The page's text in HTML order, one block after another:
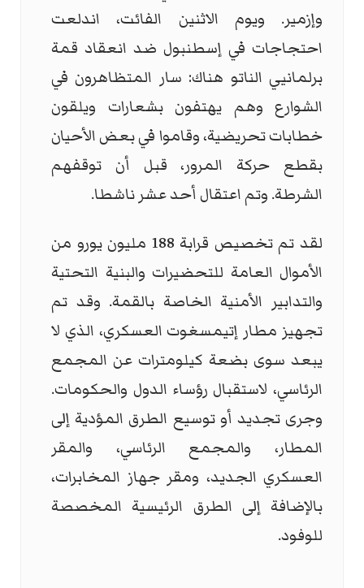
وإزمير. ويوم الاثنين الفائت، اندلعت
احتجاجات في إسطنبول ضد انعقاد قمة
برلمانيي الناتو هناك: سار المتظاهرون في
الشوارع وهم يهتفون بشعارات ويلقون
خطابات تحريضية، وقاموا في بعض الأحيان
بقطع حركة المرور، قبل أن توقفهم
الشرطة. وتم اعتقال أحد عشر ناشطا.
لقد تم تخصيص قرابة 188 مليون يورو من
الأموال العامة للتحضيرات والبنية التحتية
والتدابير الأمنية الخاصة بالقمة. وقد تم
تجهيز مطار إتيمسغوت العسكري، الذي لا
يبعد سوى بضعة كيلومترات عن المجمع
الرئاسي، لاستقبال رؤساء الدول والحكومات.
وجرى تجديد أو توسيع الطرق المؤدية إلى
المطار، والمجمع الرئاسي، والمقر
العسكري الجديد، ومقر جهاز المخابرات،
بالإضافة إلى الطرق الرئيسية المخصصة
للوفود.